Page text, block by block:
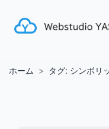
ホーム タグ: シンボリ